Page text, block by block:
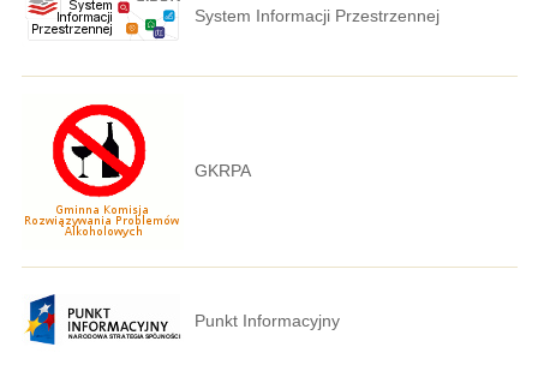
System Informacji Przestrzennej
GKRPA
Punkt Informacyjny